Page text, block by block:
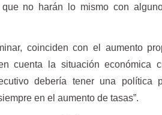
no harán lo mismo con
coinciden con el aumento
cuenta la situación económica
debería tener una política
en el aumento de tasas”.